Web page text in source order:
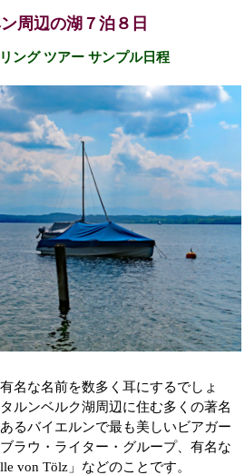
周辺の湖７泊８日
ング ツアー サンプル日程
名な名前を数多く耳にするでしょ
ルンベルク湖 周辺に住む多くの著名
るバイエルンで最も美しいビアガー
ラウ・ライター・グループ、有名な
von Tölz」などのことです。